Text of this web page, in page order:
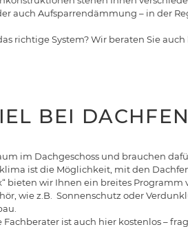
auch Aufsparrendämmung – in der
richtige System? Wir beraten Sie auch
BEI
im Dachgeschoss und brauchen
ist die Möglichkeit, mit den
bieten wir Ihnen ein breites
wie z.B. Sonnenschutz oder
ist auch hier kostenlos –